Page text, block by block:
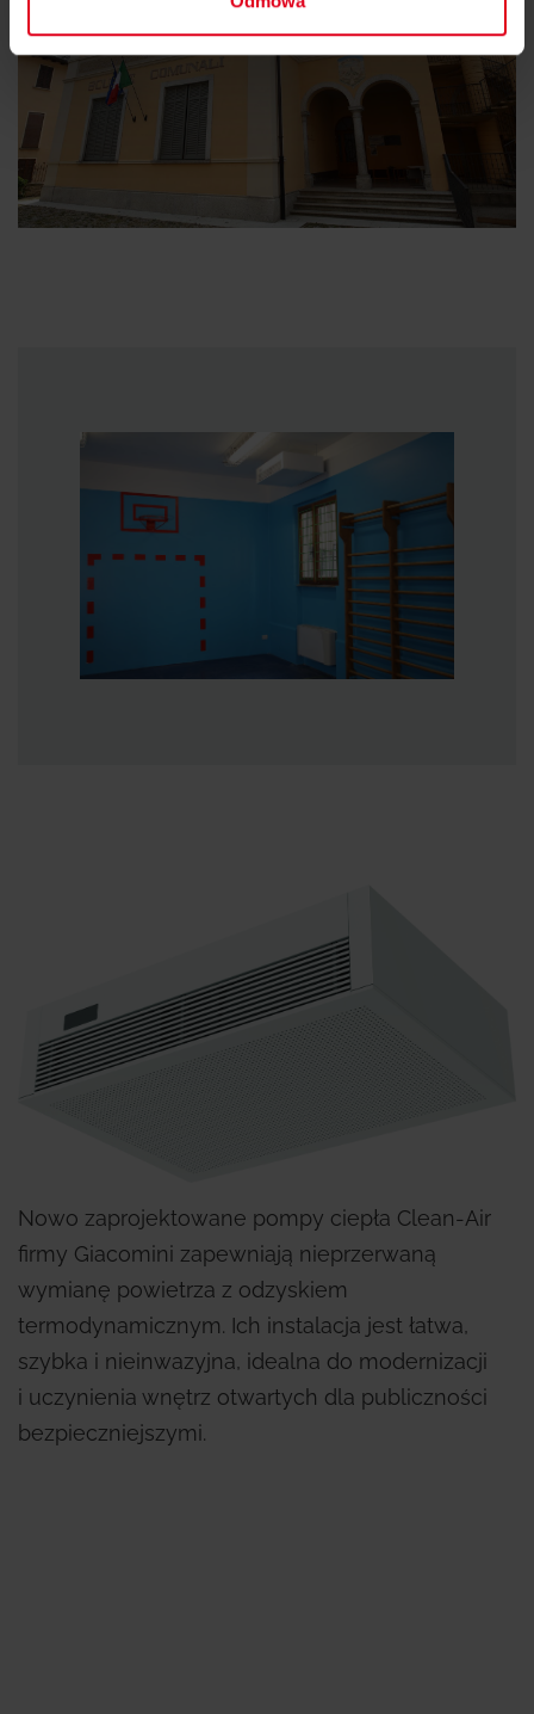
Nowo zaprojektowane pompy ciepła Clean-Air
firmy Giacomini zapewniają nieprzerwaną
wymianę powietrza z odzyskiem
termodynamicznym. Ich instalacja jest łatwa,
szybka i nieinwazyjna, idealna do modernizacji
i uczynienia wnętrz otwartych dla publiczności
bezpieczniejszymi.